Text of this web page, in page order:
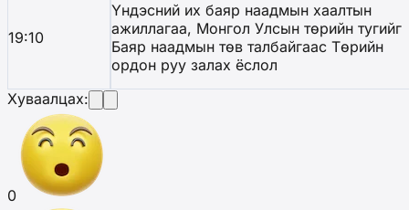
19:10
Үндэсний их баяр наадмын хаалтын
ажиллагаа, Монгол Улсын төрийн тугийг
Баяр наадмын төв талбайгаас Төрийн
ордон руу залах ёслол
Хуваалцах:
0